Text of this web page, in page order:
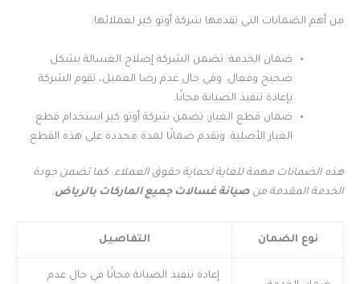
من أهم الضمانات التي تقدمها شركة أوتو كير لعملائها:
ضمان الخدمة: تضمن الشركة إصلاح الغسالة بشكل
صحيح وفعال. وفي حال عدم رضا العميل، تقوم الشركة
بإعادة تنفيذ الصيانة مجانًا.
ضمان قطع الغيار: تضمن شركة أوتو كير استخدام قطع
الغيار الأصلية. وتقدم ضمانًا لمدة محددة على هذه القطع.
هذه الضمانات مهمة للغاية لحماية حقوق العملاء. كما تضمن جودة
الخدمة المقدمة من صيانة غسالات جميع الماركات بالرياض.
نوع الضمان التفاصيل
إعادة تنفيذ الصيانة مجانًا في حال عدم